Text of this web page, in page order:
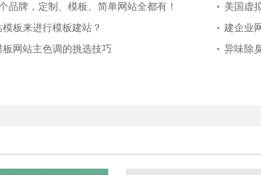
品牌，定制、模板、简单网站全都有！
美国虚
板来进行模板建站？
建企业
网站主色调的挑选技巧
异味除